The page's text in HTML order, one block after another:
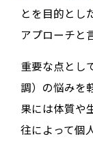
とを目的とし
アプローチと
重要な点とし
調）の悩みを
果には体質や
往によって個